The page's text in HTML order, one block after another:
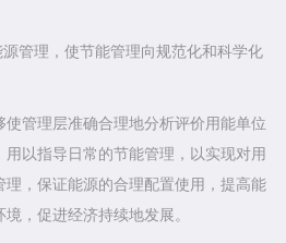
管理，使节能管理向规范化和科学化
管理层准确合理地分析评价用能单位
以指导日常的节能管理，以实现对用
，保证能源的合理配置使用，提高能
，促进经济持续地发展。